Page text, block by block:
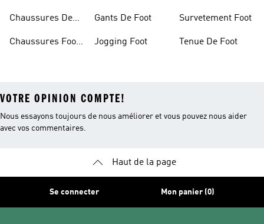
Chaussures De
Chaussures Foot
Gants De Foot
Jogging Foot
Survetement Foot
Tenue De Foot
VOTRE OPINION COMPTE!
Nous essayons toujours de nous améliorer et vous pouvez nous aider
avec vos commentaires.
Haut de la page
Se connecter Mon panier (0)